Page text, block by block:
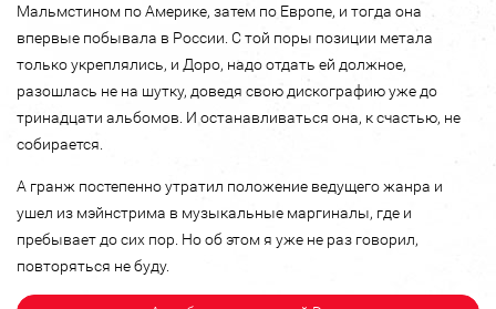
Мальмстином по Америке, затем по Европе, и тогда она
впервые побывала в России. С той поры позиции метала
только укреплялись, и Доро, надо отдать ей должное,
разошлась не на шутку, доведя свою дискографию уже до
тринадцати альбомов. И останавливаться она, к счастью, не
собирается.
А гранж постепенно утратил положение ведущего жанра и
ушел из мэйнстрима в музыкальные маргиналы, где и
пребывает до сих пор. Но об этом я уже не раз говорил,
повторяться не буду.